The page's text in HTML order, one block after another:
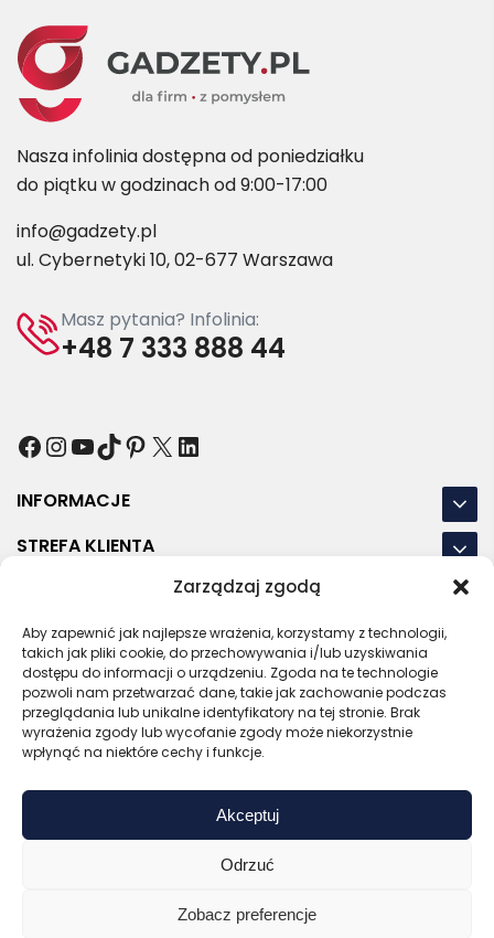
Zarządzaj zgodą
Aby zapewnić jak najlepsze wrażenia, korzystamy z technologii,
takich jak pliki cookie, do przechowywania i/lub uzyskiwania
dostępu do informacji o urządzeniu. Zgoda na te technologie
pozwoli nam przetwarzać dane, takie jak zachowanie podczas
przeglądania lub unikalne identyfikatory na tej stronie. Brak
wyrażenia zgody lub wycofanie zgody może niekorzystnie
wpłynąć na niektóre cechy i funkcje.
Akceptuj
Odrzuć
Zobacz preferencje
Nasza infolinia dostępna od poniedziałku
do piątku w godzinach od 9:00-17:00
info@gadzety.pl
ul. Cybernetyki 10, 02-677 Warszawa
Masz pytania? Infolinia:
+48 7 333 888 44
Facebook
Instagram
YouTube
TikTok
Pinterest
X LinkedIn
INFORMACJE
STREFA KLIENTA
NASZE LOKALIZACJE
OSTATNIE POSTY
RODOREGULAMINPOLITYKA PRYWATNOŚCI
Certyfikat SSL
Zaufany sprzedawca
Sprawdź opinie